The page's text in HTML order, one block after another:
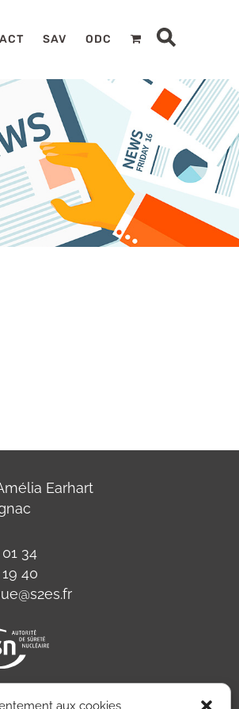
aux cookies
SAV ODC
Earhart
34
40